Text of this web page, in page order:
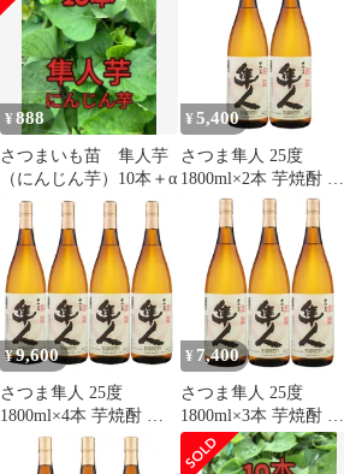
030
1000円発生します。
¥888
さつまいも苗 隼人芋
（にんじん芋）10本＋α
¥ 5,400
さつま隼人 25度
1800ml×2本 芋焼酎 国
分酒造※北海道・東北
エリアは別途運賃が
1000円発生します。
¥9,600
さつま隼人 25度
1800ml×4本 芋焼酎 国
分酒造※北海道・東北
エリアは別途運賃が
¥ 7,400
さつま隼人 25度
1800ml×3本 芋焼酎 国
分酒造※北海道・東北
エリアは別途運賃が